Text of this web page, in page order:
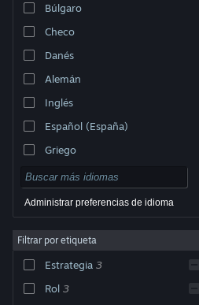
© Valve Corporation. Todos los derechos reservados.
Todas las marcas registradas pertenecen a sus
de Privacidad|Información legal
Acuerdo de Suscriptor a Steam
Cookies
Búlgaro
Checo
Danés
Alemán
Inglés
Español (España)
Griego
Administrar preferencias de idioma
Filtrar por etiqueta
Estrategia 3
Rol 3